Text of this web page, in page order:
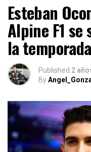
Esteban
Alpine F1
la
Published 2
By